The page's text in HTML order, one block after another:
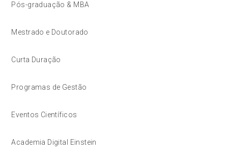
Pós-graduação & MBA
Mestrado e Doutorado
Curta Duração
Programas de Gestão
Eventos Científicos
Academia Digital Einstein